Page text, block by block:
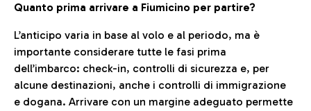
Quanto prima arrivare a Fiumicino per partire?
L’anticipo varia in base al volo e al periodo, ma è
importante considerare tutte le fasi prima
dell’imbarco: check-in, controlli di sicurezza e, per
alcune destinazioni, anche i controlli di immigrazione
e dogana. Arrivare con un margine adeguato permette